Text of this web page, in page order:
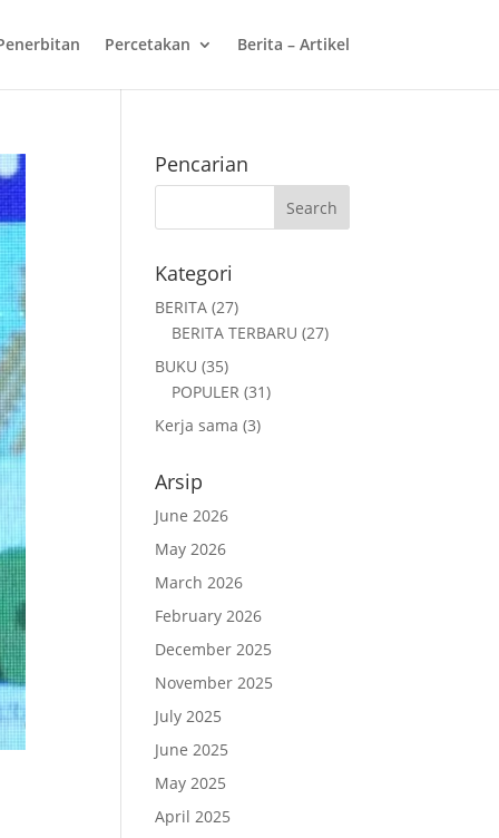
Percetakan Berita – Artikel
Pencarian
Kategori
BERITA (27)
BERITA TERBARU (27)
BUKU (35)
POPULER (31)
Kerja sama (3)
Arsip
June 2026
May 2026
March 2026
February 2026
December 2025
November 2025
July 2025
June 2025
May 2025
April 2025